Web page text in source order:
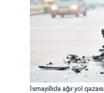
İsmayıllıda ağır yol